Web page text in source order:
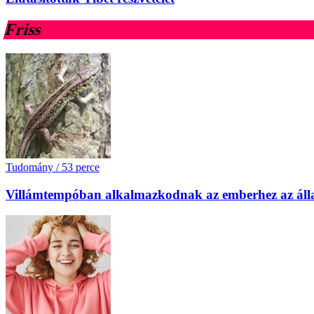
Friss
Tudomány / 53 perce
Villámtempóban alkalmazkodnak az emberhez az